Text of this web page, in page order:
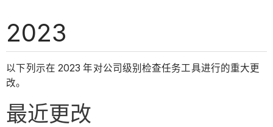
2023
以下列示在 2023 年对公司级别检查任务工具进行的重大更
改。
最近更改